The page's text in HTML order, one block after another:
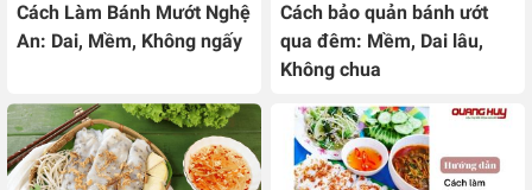
Cách Làm Bánh Mướt Nghệ
An: Dai, Mềm, Không ngấy
Cách bảo quản bánh ướt
qua đêm: Mềm, Dai lâu,
Không chua